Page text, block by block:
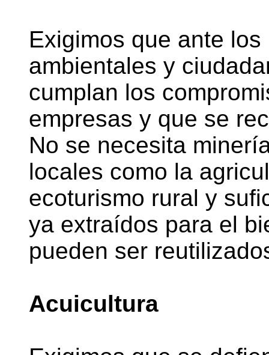
Exigimos que ante
ambientales y
cumplan los
empresas y que se
No se necesita
locales como la
ecoturismo rural y
ya extraídos para el
pueden ser
Acuicultura